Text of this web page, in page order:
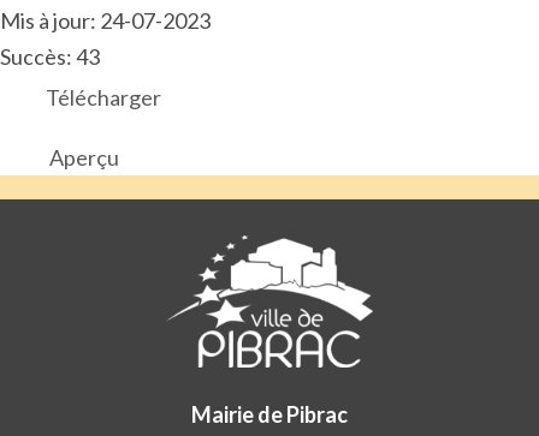
Mis à jour: 24-07-2023
Succès: 43
Télécharger
Aperçu
Mairie de Pibrac